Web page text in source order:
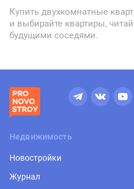
Купить двухкомнатные
и выбирайте квартиры,
будущими соседями.
Недвижимость
Новостройки
Журнал